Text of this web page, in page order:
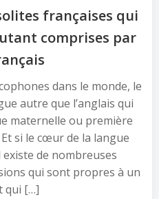
françaises qui
comprises par
dans le monde, le
autre que l’anglais qui
maternelle ou première
si le cœur de la langue
de nombreuses
qui sont propres à un
qui […]